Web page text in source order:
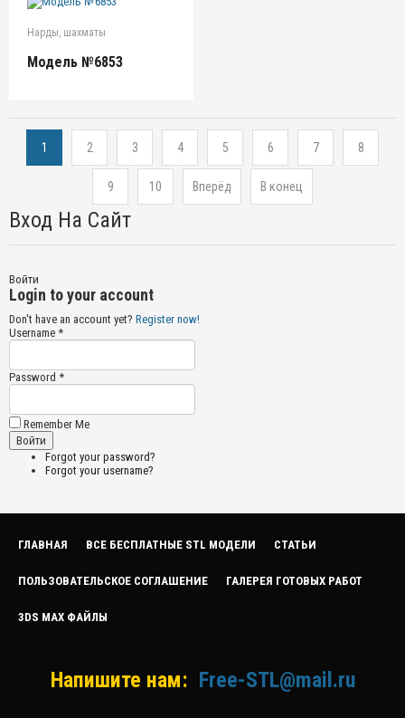
Нарды, шахматы
Модель №6853
1 2 3 4 5 6 7 8
9 10 Вперёд В конец
Вход На Сайт
Войти
Login to your account
Don't have an account yet? Register now!
Username *
Password *
Remember Me
Forgot your password?
Forgot your username?
ГЛАВНАЯ ВСЕ БЕСПЛАТНЫЕ STL МОДЕЛИ СТАТЬИ
ПОЛЬЗОВАТЕЛЬСКОЕ СОГЛАШЕНИЕ ГАЛЕРЕЯ ГОТОВЫХ РАБОТ
3DS MAX ФАЙЛЫ
Напишите нам: Free-STL@mail.ru